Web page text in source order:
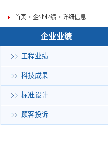
首页 > 企业业绩 > 详细信息
企业业绩
工程业绩
科技成果
标准设计
顾客投诉